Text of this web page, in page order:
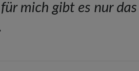
mich gibt es nur das